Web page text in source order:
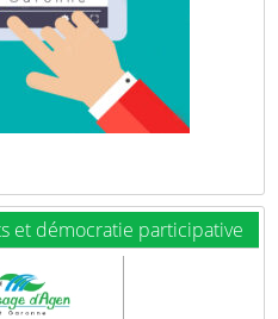
et démocratie participative